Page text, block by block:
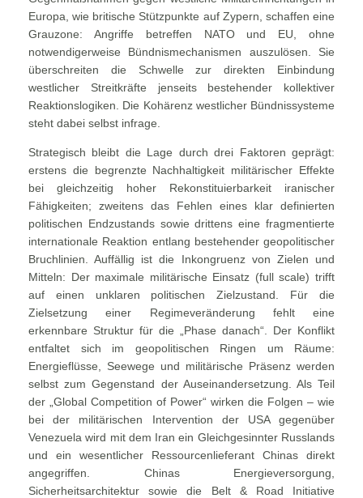
Europa, wie britische Stützpunkte auf Zypern, schaffen eine
Grauzone: Angriffe betreffen NATO und EU, ohne
notwendigerweise Bündnismechanismen auszulösen. Sie
überschreiten die Schwelle zur direkten Einbindung
westlicher Streitkräfte jenseits bestehender kollektiver
Reaktionslogiken. Die Kohärenz westlicher Bündnissysteme
steht dabei selbst infrage.
Strategisch bleibt die Lage durch drei Faktoren geprägt:
erstens die begrenzte Nachhaltigkeit militärischer Effekte
bei gleichzeitig hoher Rekonstituierbarkeit iranischer
Fähigkeiten; zweitens das Fehlen eines klar definierten
politischen Endzustands sowie drittens eine fragmentierte
internationale Reaktion entlang bestehender geopolitischer
Bruchlinien. Auffällig ist die Inkongruenz von Zielen und
Mitteln: Der maximale militärische Einsatz (full scale) trifft
auf einen unklaren politischen Zielzustand. Für die
Zielsetzung einer Regimeveränderung fehlt eine
erkennbare Struktur für die „Phase danach“. Der Konflikt
entfaltet sich im geopolitischen Ringen um Räume:
Energieflüsse, Seewege und militärische Präsenz werden
selbst zum Gegenstand der Auseinandersetzung. Als Teil
der „Global Competition of Power“ wirken die Folgen – wie
bei der militärischen Intervention der USA gegenüber
Venezuela wird mit dem Iran ein Gleichgesinnter Russlands
und ein wesentlicher Ressourcenlieferant Chinas direkt
angegriffen. Chinas Energieversorgung,
Sicherheitsarchitektur sowie die Belt & Road Initiative